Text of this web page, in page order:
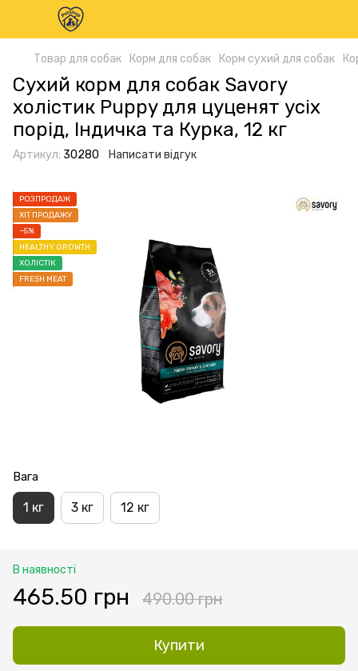
Товар для собак Корм для собак Корм сухий для собак
Сухий корм для собак Savory
холістик Puppy для цуценят усіх
порід, Індичка та Курка, 12 кг
Артикул: 30280 Написати відгук
РОЗПРОДАЖ
ХІТ ПРОДАЖУ
−5%
HEALTHY GROWTH
ХОЛІСТІК
FRESH MEAT
Вага
1 кг 3 кг 12 кг
В наявності
465.50 грн 490.00 грн
Купити